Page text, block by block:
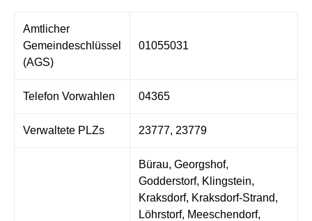
Amtlicher
Gemeindeschlüssel
(AGS)
01055031
Telefon Vorwahlen 04365
Verwaltete PLZs 23777, 23779
Bürau, Georgshof,
Godderstorf, Klingstein,
Kraksdorf, Kraksdorf-Strand,
Löhrstorf, Meeschendorf,